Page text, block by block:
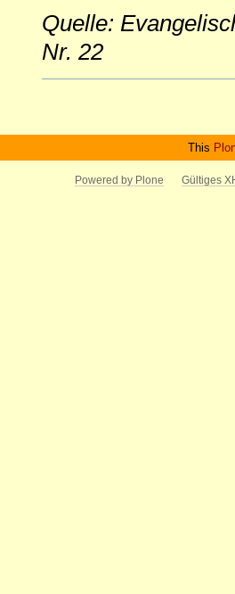
Quelle:
Nr. 22
This
Powered by Plone Gültiges